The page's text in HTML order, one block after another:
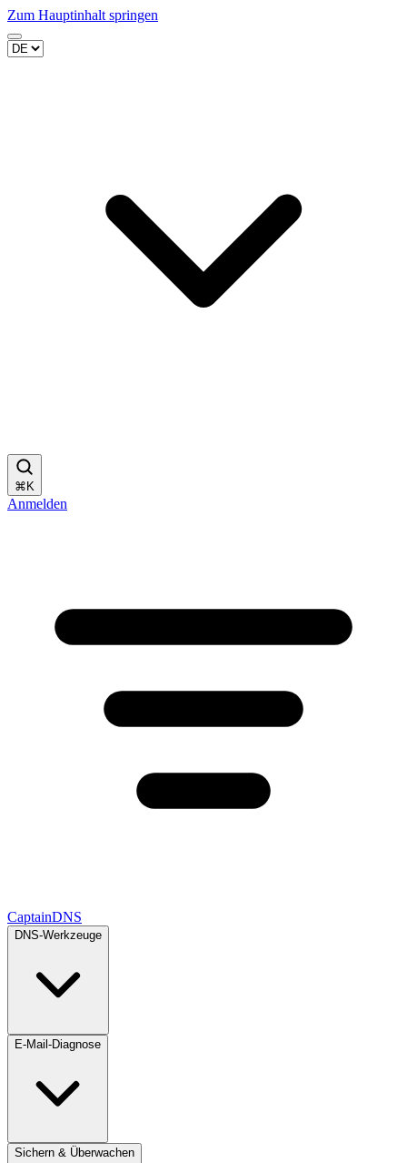
Zum Hauptinhalt springen
⌘ K
Anmelden
CaptainDNS
DNS-Werkzeuge
E-Mail-Diagnose
Sichern & Überwachen